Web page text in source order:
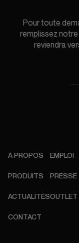
Pour toute
remplissez
reviendra
À PROPOS
PRODUITS
ACTUALITÉS
CONTACT
EMPLOI
PRESSE
OUTLET